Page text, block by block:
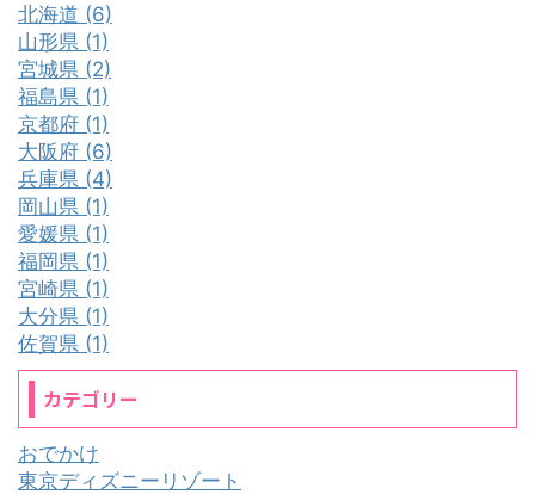
北海道 (6)
山形県 (1)
宮城県 (2)
福島県 (1)
京都府 (1)
大阪府 (6)
兵庫県 (4)
岡山県 (1)
愛媛県 (1)
福岡県 (1)
宮崎県 (1)
大分県 (1)
佐賀県 (1)
カテゴリー
おでかけ
東京ディズニーリゾート